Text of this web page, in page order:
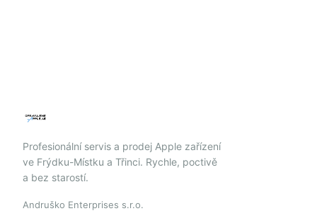
Profesionální servis a prodej Apple zařízení
ve Frýdku-Místku a Třinci. Rychle, poctivě
a bez starostí.
Andruško Enterprises s.r.o.